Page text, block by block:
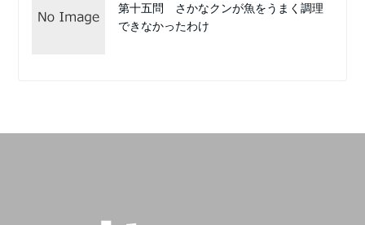
第十五問 さかなクンが魚をうまく調理
できなかったわけ